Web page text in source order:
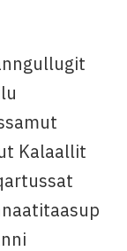
Kalaallit